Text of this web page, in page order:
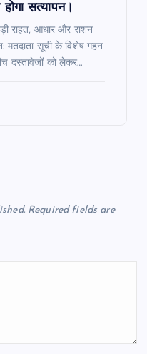
सत्यापन।
राहत, आधार और राशन
मतदाता सूची के विशेष गहन
दस्तावेजों को लेकर…
Required fields are